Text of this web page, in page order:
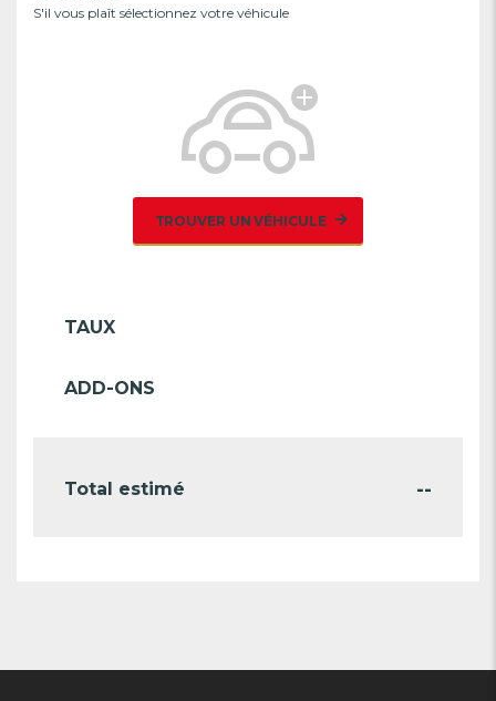
S'il vous plaît sélectionnez votre véhicule
TROUVER UN VÉHICULE
TAUX
ADD-ONS
Total estimé --